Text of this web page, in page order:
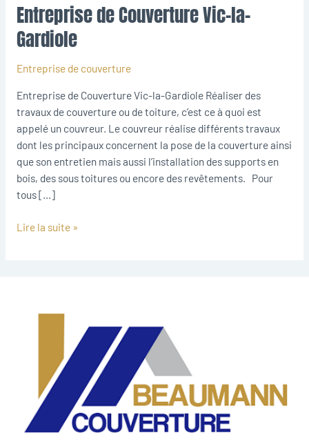
Entreprise de Couverture Vic-la-
Gardiole
Entreprise de couverture
Entreprise de Couverture Vic-la-Gardiole Réaliser des
travaux de couverture ou de toiture, c’est ce à quoi est
appelé un couvreur. Le couvreur réalise différents travaux
dont les principaux concernent la pose de la couverture ainsi
que son entretien mais aussi l’installation des supports en
bois, des sous toitures ou encore des revêtements. Pour
tous […]
Entreprise
de
Couverture
la-
Gardiole
Lire la suite »